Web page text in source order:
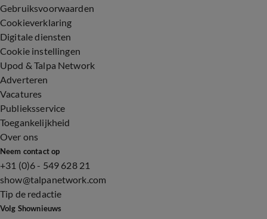
Gebruiksvoorwaarden
Cookieverklaring
Digitale diensten
Cookie instellingen
Upod & Talpa Network
Adverteren
Vacatures
Publieksservice
Toegankelijkheid
Over ons
Neem contact op
+31 (0)6 - 549 628 21
show@talpanetwork.com
Tip de redactie
Volg Shownieuws